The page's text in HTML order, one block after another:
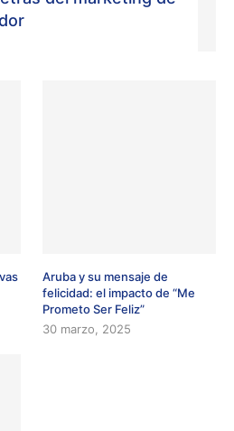
Aruba y su mensaje de
felicidad: el impacto de “Me
Prometo Ser Feliz”
30 marzo, 2025